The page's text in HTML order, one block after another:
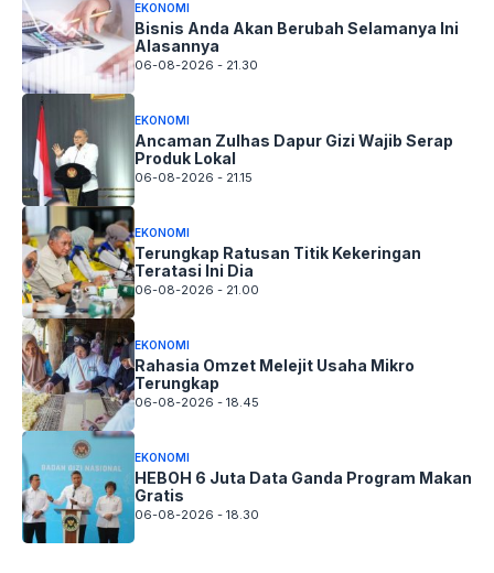
EKONOMI
Bisnis Anda Akan Berubah Selamanya Ini
Alasannya
06-08-2026 - 21.30
EKONOMI
Ancaman Zulhas Dapur Gizi Wajib Serap
Produk Lokal
06-08-2026 - 21.15
EKONOMI
Terungkap Ratusan Titik Kekeringan
Teratasi Ini Dia
06-08-2026 - 21.00
EKONOMI
Rahasia Omzet Melejit Usaha Mikro
Terungkap
06-08-2026 - 18.45
EKONOMI
HEBOH 6 Juta Data Ganda Program Makan
Gratis
06-08-2026 - 18.30